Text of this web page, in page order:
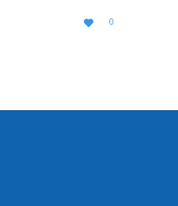

LOVE
IT
0